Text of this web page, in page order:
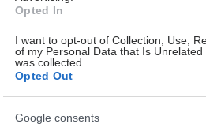
Opted In
I want to opt-out of Collection, Use,
of my Personal Data that Is
was collected.
Opted Out
Google consents
Εσείς